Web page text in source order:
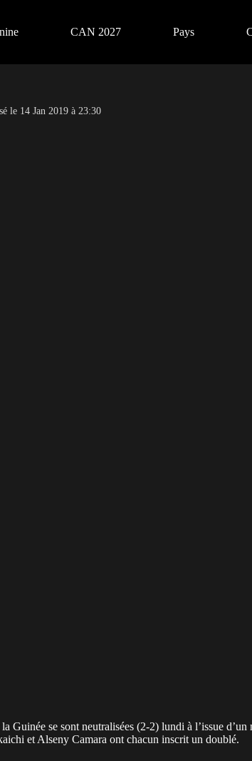
CAN 2027 Pays
le 14 Jan 2019 à 23:30
se sont neutralisées (2-2) lundi à l’issue d’un
et Alseny Camara ont chacun inscrit un doublé.